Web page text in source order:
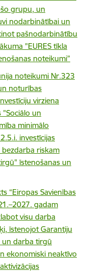
grupu, un
nodarbinātībai un
pašnodarbinātību
"EURES tīkla
noteikumi”
noteikumi Nr.323
noturības
virziena
un
minimālo
investīcijas
riskam
īstenošanas un
“Eiropas Savienības
gadam
visu darba
īstenojot Garantiju
un darba tirgū
ekonomiski neaktīvo